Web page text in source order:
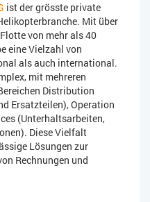
ist der grösste private
Mit über
von mehr als 40
eine Vielzahl von
als auch international.
mit mehreren
Distribution
Ersatzteilen), Operation
(Unterhaltsarbeiten,
Diese Vielfalt
Lösungen zur
Rechnungen und